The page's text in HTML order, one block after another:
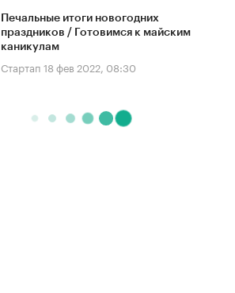
Печальные итоги новогодних
праздников / Готовимся к майским
каникулам
Стартап 18 фев 2022, 08:30